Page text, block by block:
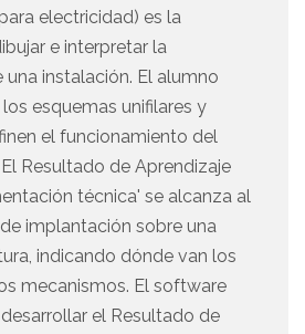
electricidad) es la
e interpretar la
instalación. El alumno
esquemas unifilares y
el funcionamiento del
Resultado de Aprendizaje
técnica' se alcanza al
implantación sobre una
indicando dónde van los
mecanismos. El software
el Resultado de